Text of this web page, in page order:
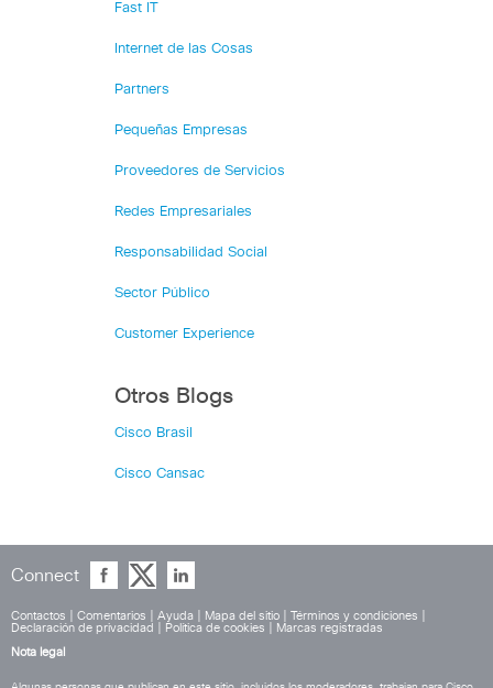
Fast IT
Internet de las Cosas
Partners
Pequeñas Empresas
Proveedores de Servicios
Redes Empresariales
Responsabilidad Social
Sector Público
Customer Experience
Otros Blogs
Cisco Brasil
Cisco Cansac
Connect
Contactos Comentarios Ayuda Mapa del sitio Términos y condiciones
Declaración de privacidad
Política de cookies
Marcas registradas
Nota legal